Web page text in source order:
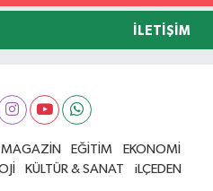
İLETIŞIM
MAGAZİN EĞİTİM
EKONOMİ
KÜLTÜR & SANAT iLÇEDEN